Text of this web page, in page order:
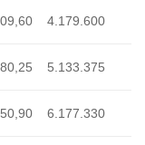
4.179.600
5.133.375
6.177.330